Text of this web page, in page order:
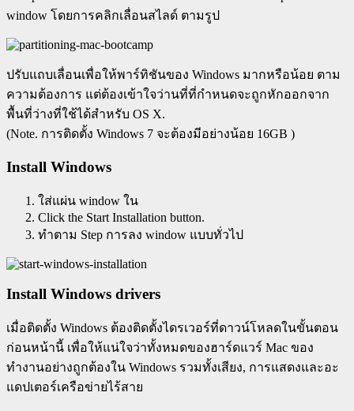
window โดยการคลิกเลื่อนสไลด์ ตามรูป
ปรับแถบเลื่อนเพื่อให้พาร์ทิชันของ Windows มากหรือน้อย ตาม
ความต้องการ แต่ต้องเข้าใจว่านที่ที่กำหนดจะถูกหักออกจาก
พื้นที่ว่างที่ใช้ได้สำหรับ OS X.
(Note. การติดตั้ง Windows 7 จะต้องมีอย่างน้อย 16GB )
Install Windows
ใส่แผ่น window ใน
Click the Start Installation button.
ทำตาม Step การลง window แบบทั่วไป
Install Windows drivers
เมื่อติดตั้ง Windows ต้องติดตั้งไดรเวอร์ที่ดาวน์โหลดในขั้นตอน
ก่อนหน้านี้ เพื่อให้แน่ใจว่าทั้งหมดของฮาร์ดแวร์ Mac ของ
ทำงานอย่างถูกต้องใน Windows รวมทั้งเสียง, การแสดงและอะ
แดปเตอร์เครือข่ายไร้สาย